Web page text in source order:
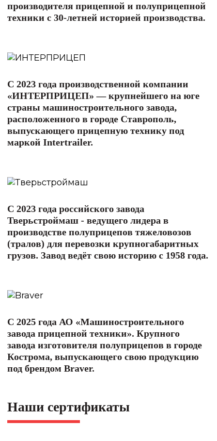
производителя прицепной и полуприцепной
техники с 30-летней историей производства.
С 2023 года производственной компании
«ИНТЕРПРИЦЕП» — крупнейшего на юге
страны машиностроительного завода,
расположенного в городе Ставрополь,
выпускающего прицепную технику под
маркой Intertrailer.
С 2023 года российского завода
Тверьстроймаш - ведущего лидера в
производстве полуприцепов тяжеловозов
(тралов) для перевозки крупногабаритных
грузов. Завод ведёт свою историю с 1958 года.
С 2025 года АО «Машиностроительного
завода прицепной техники». Крупного
завода изготовителя полуприцепов в городе
Кострома, выпускающего свою продукцию
под брендом Braver.
Наши сертификаты